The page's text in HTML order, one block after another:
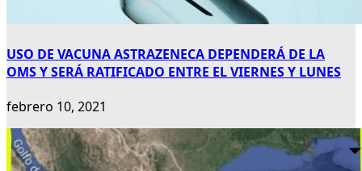
USO DE VACUNA ASTRAZENECA DEPENDERÁ DE LA
OMS Y SERÁ RATIFICADO ENTRE EL VIERNES Y LUNES
febrero 10, 2021